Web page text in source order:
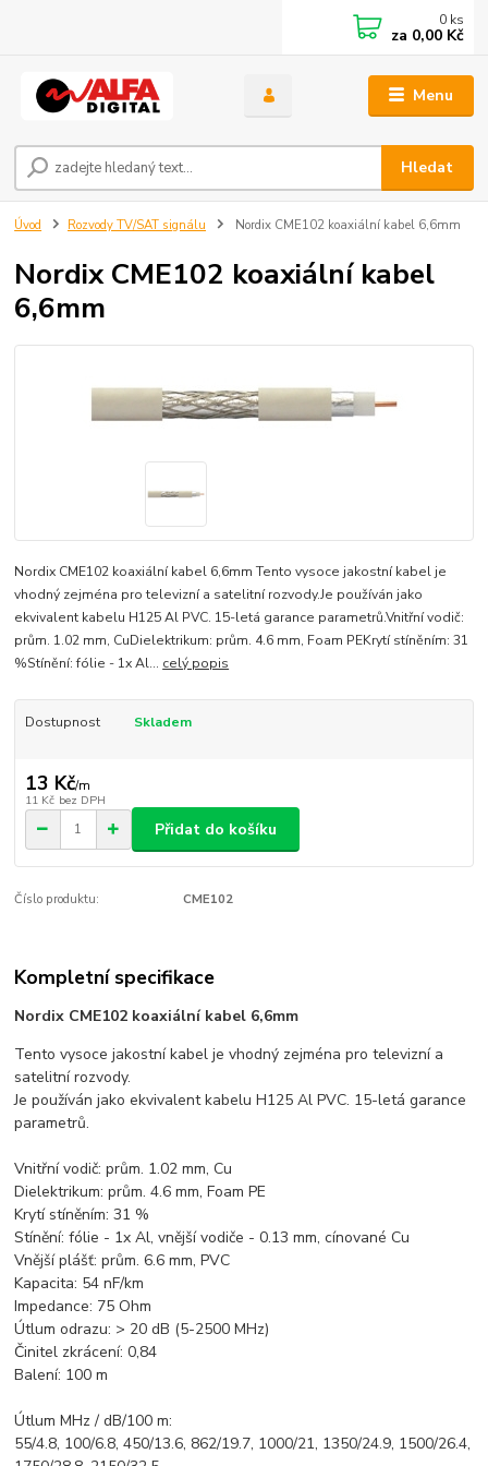
Menu
Hledat
0 ks
za 0,00 Kč
Úvod Rozvody TV/SAT signálu Nordix CME102 koaxiální kabel 6,6mm
Nordix CME102 koaxiální kabel
6,6mm
Nordix CME102 koaxiální kabel 6,6mm Tento vysoce jakostní kabel je
vhodný zejména pro televizní a satelitní rozvody.Je používán jako
ekvivalent kabelu H125 Al PVC. 15-letá garance parametrů.Vnitřní vodič:
prům. 1.02 mm, CuDielektrikum: prům. 4.6 mm, Foam PEKrytí stíněním: 31
%Stínění: fólie - 1x Al... celý popis
Dostupnost Skladem
13 Kč/m
11 Kč bez DPH
Přidat do košíku
Číslo produktu: CME102
Kompletní specifikace
Nordix CME102 koaxiální kabel 6,6mm
Tento vysoce jakostní kabel je vhodný zejména pro televizní a
satelitní rozvody.
Je používán jako ekvivalent kabelu H125 Al PVC. 15-letá garance
parametrů.
Vnitřní vodič: prům. 1.02 mm, Cu
Dielektrikum: prům. 4.6 mm, Foam PE
Krytí stíněním: 31 %
Stínění: fólie - 1x Al, vnější vodiče - 0.13 mm, cínované Cu
Vnější plášť: prům. 6.6 mm, PVC
Kapacita: 54 nF/km
Impedance: 75 Ohm
Útlum odrazu: > 20 dB (5-2500 MHz)
Činitel zkrácení: 0,84
Balení: 100 m
Útlum MHz / dB/100 m:
55/4.8, 100/6.8, 450/13.6, 862/19.7, 1000/21, 1350/24.9, 1500/26.4,